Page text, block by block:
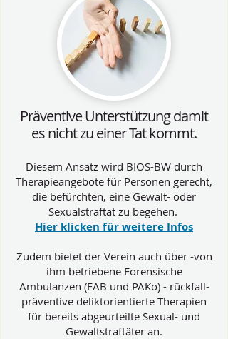
Präventive Unterstützung damit
es nicht zu einer Tat kommt.
Diesem Ansatz wird BIOS-BW durch
Therapieangebote für Personen gerecht,
die befürchten, eine Gewalt- oder
Sexualstraftat zu begehen.
Hier klicken für weitere Infos
Zudem bietet der Verein auch über -von
ihm betriebene Forensische
Ambulanzen (FAB und PAKo) - rückfall-
präventive deliktorientierte Therapien
für bereits abgeurteilte Sexual- und
Gewaltstraftäter an.